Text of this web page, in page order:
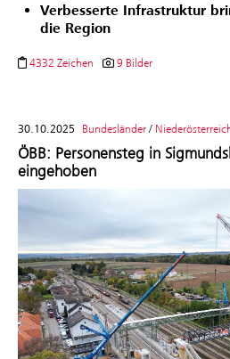
Verbesserte Infrastruktur
die Region
4332 Zeichen 9 Bilder
30.10.2025 Bundesländer /
ÖBB: Personensteg in
eingehoben